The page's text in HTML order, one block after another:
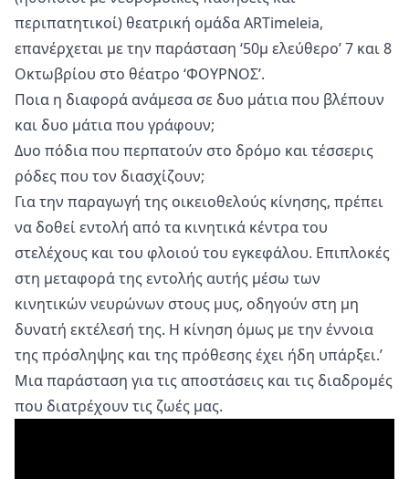
περιπατητικοί) θεατρική ομάδα ARTimeleia,
επανέρχεται με την παράσταση ‘50μ ελεύθερο’ 7 και 8
Οκτωβρίου στο θέατρο ‘ΦΟΥΡΝΟΣ’.
Ποια η διαφορά ανάμεσα σε δυο μάτια που βλέπουν
και δυο μάτια που γράφουν;
Δυο πόδια που περπατούν στο δρόμο και τέσσερις
ρόδες που τον διασχίζουν;
Για την παραγωγή της οικειοθελούς κίνησης, πρέπει
να δοθεί εντολή από τα κινητικά κέντρα του
στελέχους και του φλοιού του εγκεφάλου. Επιπλοκές
στη μεταφορά της εντολής αυτής μέσω των
κινητικών νευρώνων στους μυς, οδηγούν στη μη
δυνατή εκτέλεσή της. Η κίνηση όμως με την έννοια
της πρόσληψης και της πρόθεσης έχει ήδη υπάρξει.’
Μια παράσταση για τις αποστάσεις και τις διαδρομές
που διατρέχουν τις ζωές μας.